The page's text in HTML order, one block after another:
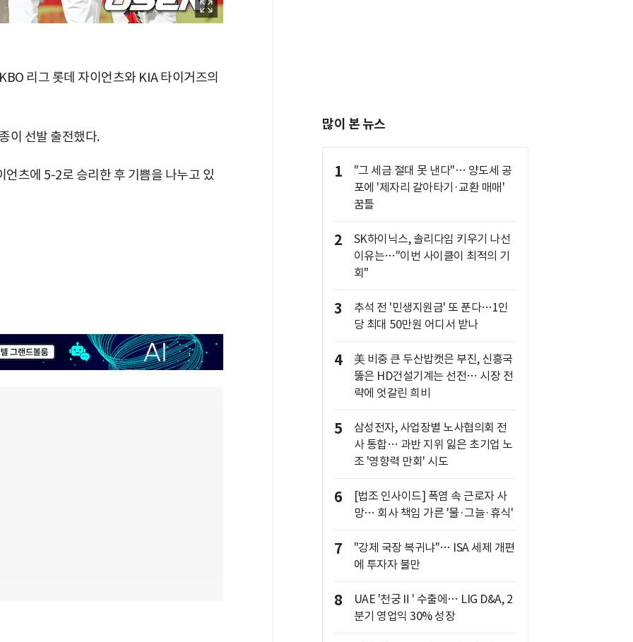
리그 롯데 자이언츠와 KIA 타이거즈의
이 선발 출전했다.
츠에 5-2로 승리한 후 기쁨을 나누고 있
많이 본 뉴스
1
"그 세금 절대 못 낸다"… 양도세 공
포에 '제자리 갈아타기·교환 매매'
꿈틀
2
SK하이닉스, 솔리다임 키우기 나선
이유는…"이번 사이클이 최적의 기
회"
3
추석 전 '민생지원금' 또 푼다…1인
당 최대 50만원 어디서 받나
4
美 비중 큰 두산밥캣은 부진, 신흥국
뚫은 HD건설기계는 선전… 시장 전
략에 엇갈린 희비
5
삼성전자, 사업장별 노사협의회 전
사 통합… 과반 지위 잃은 초기업 노
조 '영향력 만회' 시도
6
[법조 인사이드] 폭염 속 근로자 사
망… 회사 책임 가른 '물·그늘·휴식'
7
"강제 국장 복귀냐"… ISA 세제 개편
에 투자자 불만
8
UAE '천궁Ⅱ' 수출에… LIG D&A, 2
분기 영업익 30% 성장